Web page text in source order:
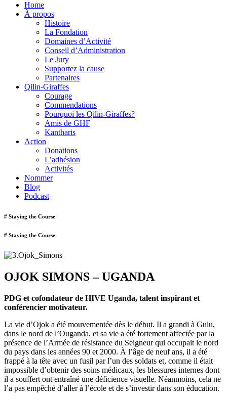
Home
À propos
Histoire
La Fondation
Domaines d’Activité
Conseil d’Administration
Le Jury
Supportez la cause
Partenaires
Qilin-Giraffes
Courage
Commendations
Pourquoi les Qilin-Giraffes?
Amis de GHF
Kantharis
Action
Donations
L’adhésion
Activités
Nommer
Blog
Podcast
# Staying the Course
# Staying the Course
OJOK SIMONS – UGANDA
PDG et cofondateur de HIVE Uganda, talent inspirant et
conférencier motivateur.
La vie d’Ojok a été mouvementée dès le début. Il a grandi à Gulu,
dans le nord de l’Ouganda, et sa vie a été fortement affectée par la
présence de l’Armée de résistance du Seigneur qui occupait le nord
du pays dans les années 90 et 2000. À l’âge de neuf ans, il a été
frappé à la tête avec un fusil par l’un des soldats et, comme il était
impossible d’obtenir des soins médicaux, les blessures internes dont
il a souffert ont entraîné une déficience visuelle. Néanmoins, cela ne
l’a pas empêché d’aller à l’école et de s’investir dans son éducation.